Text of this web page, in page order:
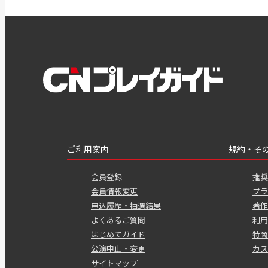
ご利用案内
会員登録
会員情報変更
申込履歴・抽選結果
よくあるご質問
はじめてガイド
公演中止・変更
サイトマップ
規約・そ
推
プ
著
利
特
カ